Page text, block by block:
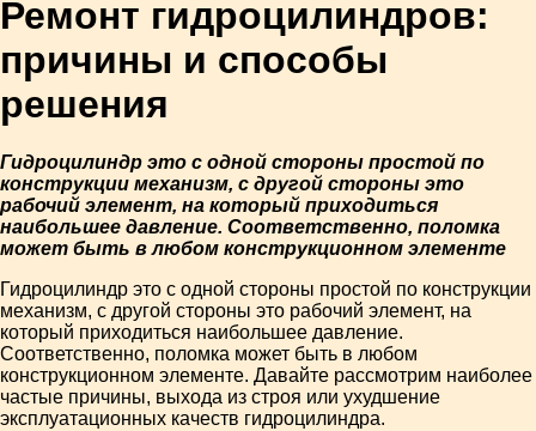
Ремонт гидроцилиндров:
причины и способы
решения
Гидроцилиндр это с одной стороны простой по
конструкции механизм, с другой стороны это
рабочий элемент, на который приходиться
наибольшее давление. Соответственно, поломка
может быть в любом конструкционном элементе
Гидроцилиндр это с одной стороны простой по конструкции
механизм, с другой стороны это рабочий элемент, на
который приходиться наибольшее давление.
Соответственно, поломка может быть в любом
конструкционном элементе. Давайте рассмотрим наиболее
частые причины, выхода из строя или ухудшение
эксплуатационных качеств гидроцилиндра.